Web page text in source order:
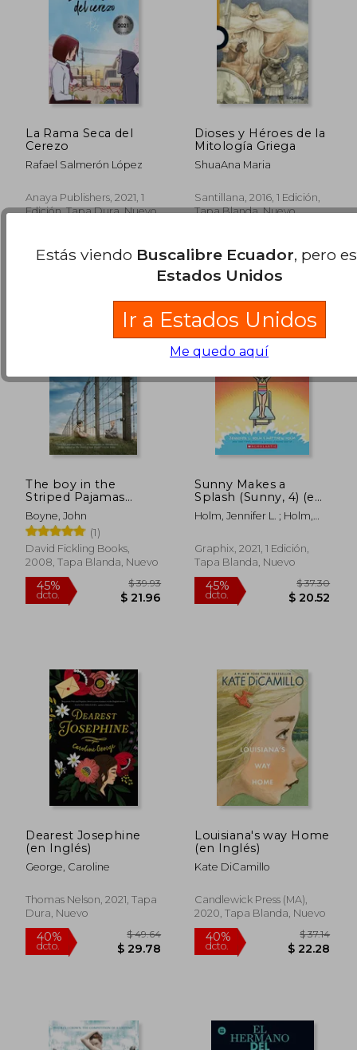
45% $ 45.99 35% $
40% $ 47.46 40% $
La Rama Seca del
Cerezo
Rafael Salmerón López
Anaya Publishers, 2021, 1
Edición, Tapa Dura, Nuevo
Dioses y Héroes de la
Mitología Griega
ShuaAna Maria
Santillana, 2016, 1 Edición,
Tapa Blanda, Nuevo
The boy in the
Striped Pajamas
(Random House
Movie Tie-In Books)
(en Inglés)
Boyne, John
(1)
David Fickling Books,
2008, Tapa Blanda, Nuevo
Sunny Makes a
Splash (Sunny, 4) (en
Inglés)
Holm, Jennifer L. ; Holm,
Graphix, 2021, 1 Edición,
Tapa Blanda, Nuevo
Dearest Josephine
(en Inglés)
George, Caroline
Thomas Nelson, 2021, Tapa
Dura, Nuevo
Louisiana's way Home
(en Inglés)
Kate DiCamillo
Candlewick Press (MA),
2020, Tapa Blanda, Nuevo
Estás viendo Buscalibre Ecuador, pero
Estados Unidos
Ir a Estados Unidos
Me quedo aquí